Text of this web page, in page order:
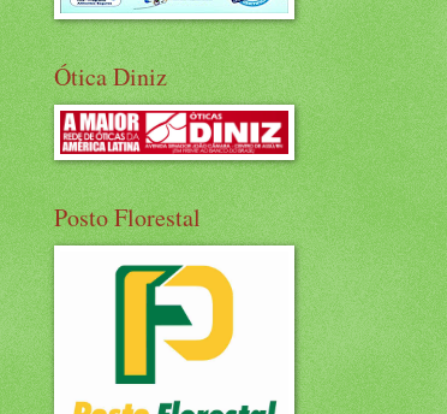
Ótica Diniz
Posto Florestal